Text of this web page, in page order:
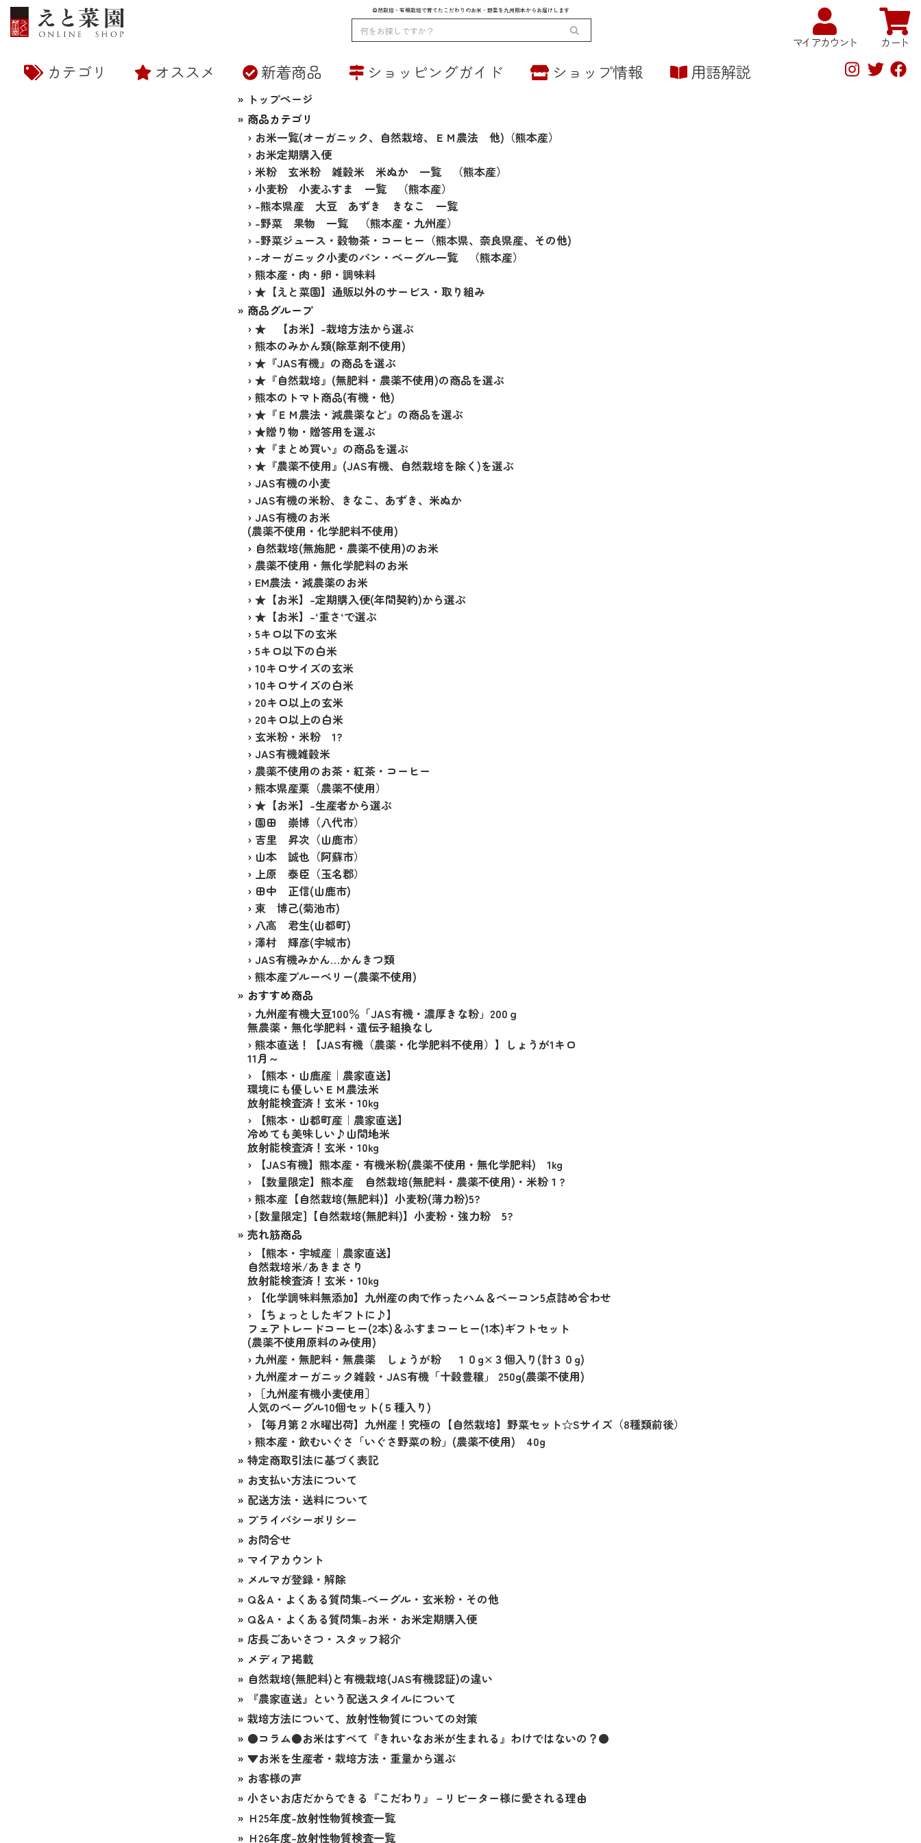
マイアカウント カート
自然栽培・有機栽培で育てたこだわりのお米・野菜を九州熊本からお届けします
カテゴリ
米定期便
その他の商品
オススメ 新着商品
ショッピングガイド
ショップ情報
用語解説
» トップページ
» 商品カテゴリ
› お米一覧(オーガニック、自然栽培、ＥＭ農法 他)（熊本産）
› お米定期購入便
› 米粉 玄米粉 雑穀米 米ぬか 一覧 （熊本産）
› 小麦粉 小麦ふすま 一覧 （熊本産）
› -熊本県産 大豆 あずき きなこ 一覧
› -野菜 果物 一覧 （熊本産・九州産）
› -野菜ジュース・穀物茶・コーヒー（熊本県、奈良県産、その他)
› -オーガニック小麦のパン・ベーグル一覧 （熊本産）
› 熊本産・肉・卵・調味料
› ★【えと菜園】通販以外のサービス・取り組み
» 商品グループ
› ★ 【お米】-栽培方法から選ぶ
› 熊本のみかん類(除草剤不使用)
› ★『JAS有機』の商品を選ぶ
› ★『自然栽培』(無肥料・農薬不使用)の商品を選ぶ
› 熊本のトマト商品(有機・他)
› ★『ＥＭ農法・減農薬など』の商品を選ぶ
› ★贈り物・贈答用を選ぶ
› ★『まとめ買い』の商品を選ぶ
› ★『農薬不使用』(JAS有機、自然栽培を除く)を選ぶ
› JAS有機の小麦
› JAS有機の米粉、きなこ、あずき、米ぬか
› JAS有機のお米
(農薬不使用・化学肥料不使用)
› 自然栽培(無施肥・農薬不使用)のお米
› 農薬不使用・無化学肥料のお米
› EM農法・減農薬のお米
› ★【お米】-定期購入便(年間契約)から選ぶ
› ★【お米】-‘重さ‘で選ぶ
› 5キロ以下の玄米
› 5キロ以下の白米
› 10キロサイズの玄米
› 10キロサイズの白米
› 20キロ以上の玄米
› 20キロ以上の白米
› 玄米粉・米粉 1?
› JAS有機雑穀米
› 農薬不使用のお茶・紅茶・コーヒー
› 熊本県産栗（農薬不使用）
› ★【お米】-生産者から選ぶ
› 園田 崇博（八代市）
› 吉里 昇次（山鹿市）
› 山本 誠也（阿蘇市）
› 上原 泰臣（玉名郡）
› 田中 正信(山鹿市)
› 東 博己(菊池市)
› 八高 君生(山都町)
› 澤村 輝彦(宇城市)
› JAS有機みかん…かんきつ類
› 熊本産ブルーベリー(農薬不使用)
» おすすめ商品
› 九州産有機大豆100％「JAS有機・濃厚きな粉」200ｇ
無農薬・無化学肥料・遺伝子組換なし
› 熊本直送！【JAS有機（農薬・化学肥料不使用）】しょうが1キロ
11月～
›
【熊本・山鹿産｜農家直送】
環境にも優しいＥＭ農法米
放射能検査済！玄米・10kg
›
【熊本・山都町産｜農家直送】
冷めても美味しい♪山間地米
放射能検査済！玄米・10kg
›
【JAS有機】熊本産・有機米粉(農薬不使用・無化学肥料) 1kg
›
【数量限定】熊本産 自然栽培(無肥料・農薬不使用)・米粉１?
› 熊本産【自然栽培(無肥料)】小麦粉(薄力粉)5?
› [数量限定]【自然栽培(無肥料)】小麦粉・強力粉 5?
» 売れ筋商品
›
【熊本・宇城産｜農家直送】
自然栽培米/あきまさり
放射能検査済！玄米・10kg
›
【化学調味料無添加】九州産の肉で作ったハム＆ベーコン5点詰め合わせ
›
【ちょっとしたギフトに♪】
フェアトレードコーヒー(2本)＆ふすまコーヒー(1本)ギフトセット
(農薬不使用原料のみ使用)
› 九州産・無肥料・無農薬 しょうが粉 １０g×３個入り(計３０g)
› 九州産オーガニック雑穀・JAS有機「十穀豊穣」 250g(農薬不使用)
›
［九州産有機小麦使用］
人気のベーグル10個セット(５種入り)
›
【毎月第２水曜出荷】九州産！究極の【自然栽培】野菜セット☆Sサイズ（8種類前後）
› 熊本産・飲むいぐさ「いぐさ野菜の粉」(農薬不使用) 40g
» 特定商取引法に基づく表記
» お支払い方法について
» 配送方法・送料について
» プライバシーポリシー
» お問合せ
» マイアカウント
» メルマガ登録・解除
» Q＆A・よくある質問集-ベーグル・玄米粉・その他
» Q＆A・よくある質問集-お米・お米定期購入便
» 店長ごあいさつ・スタッフ紹介
» メディア掲載
» 自然栽培(無肥料)と有機栽培(JAS有機認証)の違い
»
『農家直送』という配送スタイルについて
» 栽培方法について、放射性物質についての対策
» ●コラム●お米はすべて『きれいなお米が生まれる』わけではないの？●
» ▼お米を生産者・栽培方法・重量から選ぶ
» お客様の声
» 小さいお店だからできる『こだわり』－リピーター様に愛される理由
» Ｈ25年度-放射性物質検査一覧
» Ｈ26年度-放射性物質検査一覧